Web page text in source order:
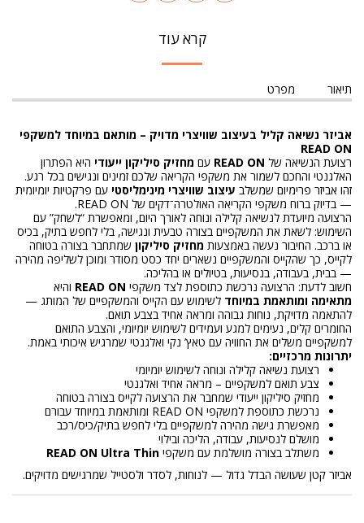
קרא עוד
תיאור מפרט
אביזר נשיאה קליל בעיצוב שוויצרי מדויק – מותאם במיוחד למשקפי
READ ON
רצועת הנשיאה של READ ON עם מחזיק סיליקון ייעודי היא הפתרון
האלגנטי והחכם לשמור את משקפי הקריאה שלכם זמינים ונגישים בכל רגע.
זהו אביזר פרימיום שמשלב עיצוב שוויצרי מינימליסטי עם פרקטיות יומיומית
— בדיוק ברוח משקפי הקריאה האולטרה־דקים של READ ON.
הרצועה מיועדת לנשיאה קלילה ונוחה לאורך היום, ומאפשרת “לשחק” עם
השימוש: לשאת את המשקפיים בצורה טבעית ונגישה, בלי לחפש בתיק, בכיס
או ברכב. החיבור נעשה באמצעות מחזיק סיליקון שמתחבר בצורה בטוחה
לקייס, כך שהקייס והמשקפיים נשארים יחד כסט מסודר ומוכן לשליפה מהירה
— בבית, בעבודה, בנסיעות, בטיולים או בהליכה.
חשוב לדעת: הרצועה נרכשת כתוספת לצד משקפי READ ON והיא
מתאימה ומותאמת במיוחד לשימוש עם הקייס והמשקפיים של המותג —
להתאמה מדויקת, נוחות גבוהה ומראה אחיד בצבע תואם.
החומרים קלים, נעימים למגע ועמידים לשימוש יומיומי, והצבע התואם
למשקפיים משלים את החוויה עם טאץ’ נקי ואלגנטי שמרגיש איכותי באמת.
יתרונות מרכזיים:
רצועת נשיאה קלילה ונוחה לשימוש יומיומי
צבע תואם למשקפיים – מראה אחיד ואלגנטי
מחזיק סיליקון ייעודי שמחבר את הרצועה לקייס בצורה בטוחה
נרכשת כתוספת למשקפי READ ON ומותאמת במיוחד עבורם
מאפשרת גישה מהירה למשקפיים בלי לחפש בתיק/כיס/רכב
מושלם לנסיעות, עבודה, הליכה ובילוי
משתלב בצורה מושלמת עם משקפי READ ON Ultra Thin
אביזר קטן שעושה הבדל גדול — לנוחות, לסדר ולסטייל שמרגישים מדויקים.